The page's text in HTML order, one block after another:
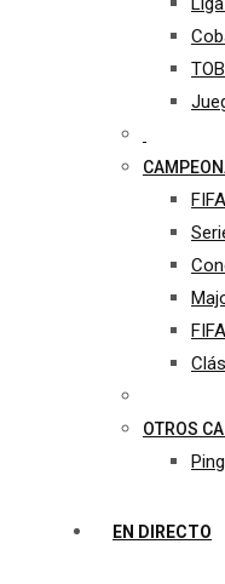
OTROS
EN DIRECTO